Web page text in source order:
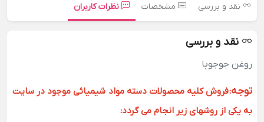
نقد و بررسی مشخصات نظرات کاربران
نقد و بررسی
روغن جوجوبا
توجه:فروش کلیه محصولات دسته مواد شیمیائی موجود در سایت
به یکی از روشهای زیر انجام می گردد: